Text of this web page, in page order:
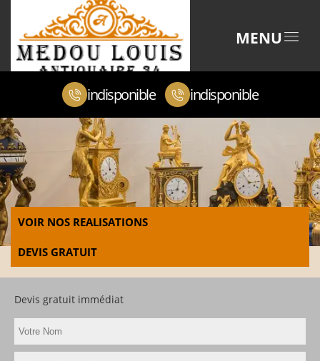
MENU
indisponible indisponible
VOIR NOS REALISATIONS
DEVIS GRATUIT
Devis gratuit immédiat